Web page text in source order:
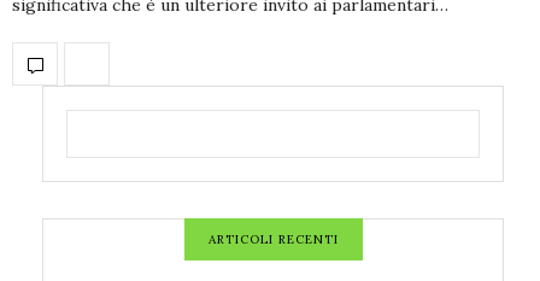
significativa che è un ulteriore invito ai parlamentari…
ARTICOLI RECENTI